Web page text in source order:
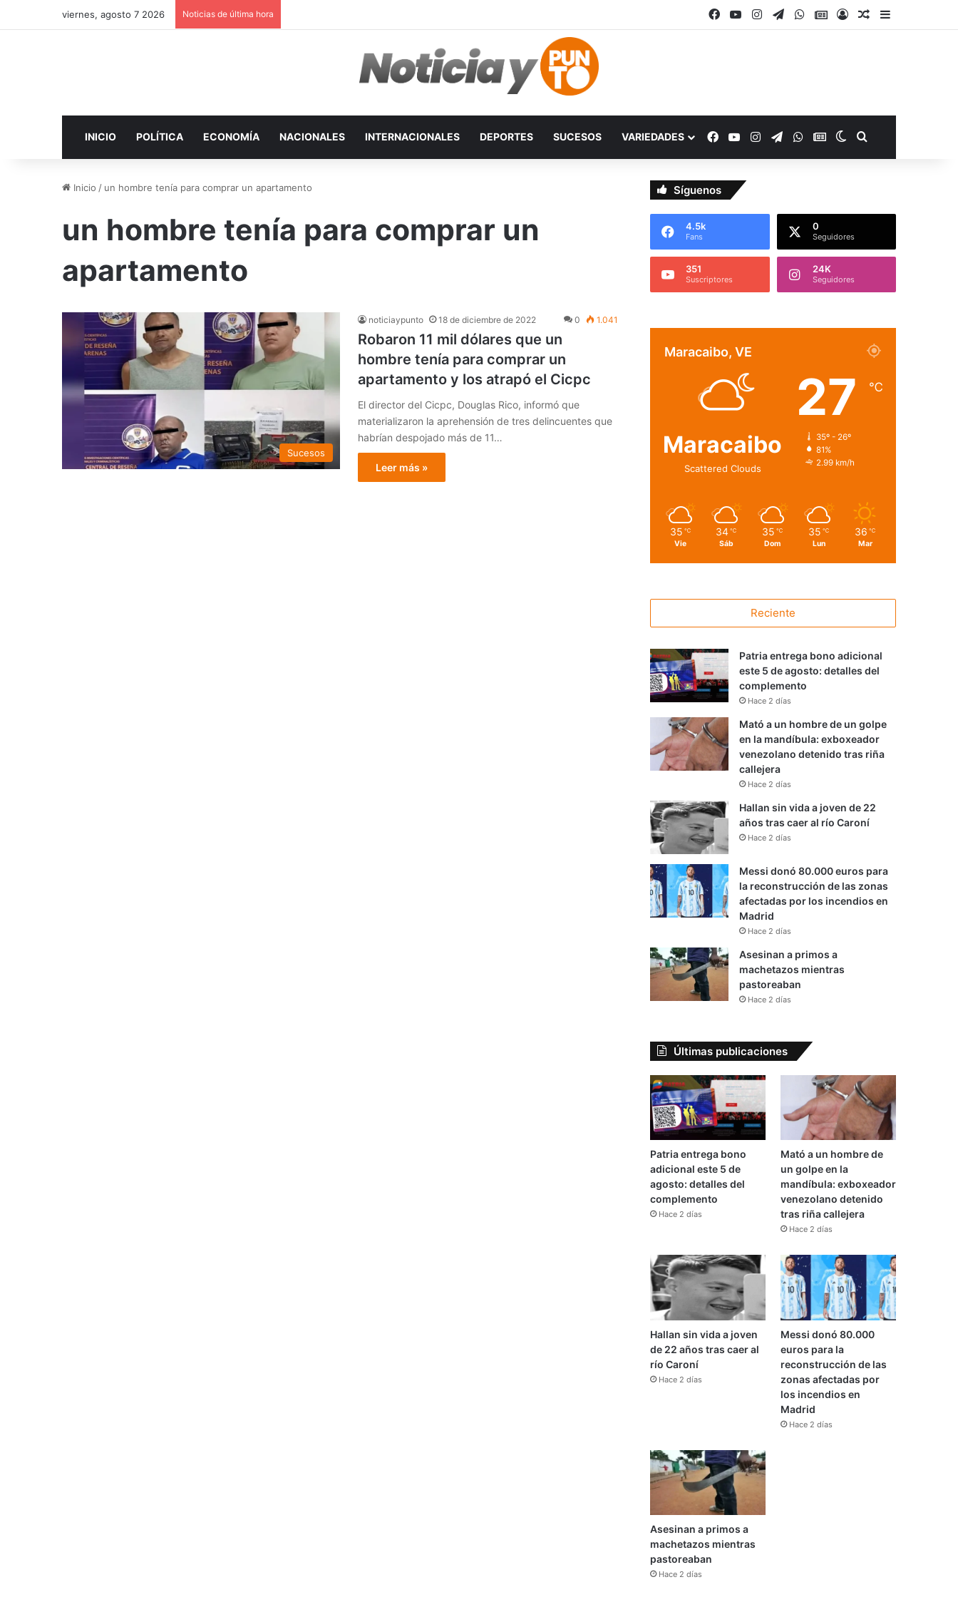
viernes, agosto 7 2026 Noticias de última hora Facebook
YouTubeInstagram
TelegramWhatsApp
Google Noticias
AccesoPublicación al
Barra lateral
INICIO POLÍTICA ECONOMÍA NACIONALES INTERNACIONALES DEPORTES SUCESOS VARIEDADES Facebook
YouTubeInstagram
Telegram
WhatsApp
Google Noticias
Switch skin
Inicio / un hombre tenía para comprar un apartamento
un hombre tenía para comprar un
apartamento
Sucesos
noticiaypunto 18 de diciembre de 2022 0 1.041
Robaron 11 mil dólares que un
hombre tenía para comprar un
apartamento y los atrapó el Cicpc
El director del Cicpc, Douglas Rico, informó que
materializaron la aprehensión de tres delincuentes que
habrían despojado más de 11…
Leer más »
Síguenos
4.5k
Fans
0
Seguidores
351
Suscriptores
24K
Seguidores
Maracaibo, VE
Maracaibo
Scattered Clouds
27 ℃
35º - 26º
81%
2.99 km/h
35 ℃
Vie
34 ℃
Sáb
35 ℃
Dom
35 ℃
Lun
36 ℃
Mar
Reciente
Patria entrega bono adicional
este 5 de agosto: detalles del
complemento
Hace 2 días
Mató a un hombre de un golpe
en la mandíbula: exboxeador
venezolano detenido tras riña
callejera
Hace 2 días
Hallan sin vida a joven de 22
años tras caer al río Caroní
Hace 2 días
Messi donó 80.000 euros para
la reconstrucción de las zonas
afectadas por los incendios en
Madrid
Hace 2 días
Asesinan a primos a
machetazos mientras
pastoreaban
Hace 2 días
Últimas publicaciones
Patria entrega bono
adicional este 5 de
agosto: detalles del
complemento
Hace 2 días
Mató a un hombre de
un golpe en la
mandíbula: exboxeador
venezolano detenido
tras riña callejera
Hace 2 días
Hallan sin vida a joven
de 22 años tras caer al
río Caroní
Hace 2 días
Messi donó 80.000
euros para la
reconstrucción de las
zonas afectadas por
los incendios en
Madrid
Hace 2 días
Asesinan a primos a
machetazos mientras
pastoreaban
Hace 2 días